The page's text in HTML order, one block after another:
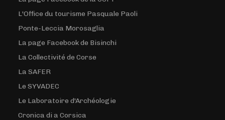
L'Office du tourisme Pasquale Paoli
Ponte-Leccia Morosaglia
La page Facebook de Bisinchi
La Collectivité de Corse
La SAFER
Le SYVADEC
Le Laboratoire d'Archéologie
Cronica di a Corsica